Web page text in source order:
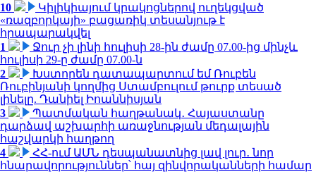
10
Կիլիկիայում կրակոցներով ուղեկցված
«ռազբորկայի» բացառիկ տեսանյութ է
հրապարակվել
1
Ջուր չի լինի հուլիսի 28-ին ժամը 07.00-ից մինչև
հուլիսի 29-ը ժամը 07.00-ն
2
Խստորեն դատապարտում եմ Ռուբեն
Ռուբինյանի կողմից Ստամբուլում թուրք տեսած
լինելը. Դանիել Իոաննիսյան
3
Պատմական հաղթանակ․ Հայաստանը
դարձավ աշխարհի առաջնության մեդալային
հաշվարկի հաղթող
4
ՀՀ-ում ԱՄՆ դեսպանատնից լավ լուր․ նոր
հնարավորություններ՝ հայ զինվորականների համար